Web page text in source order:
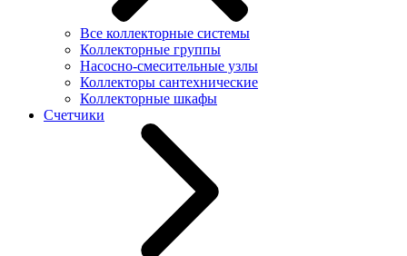
Все коллекторные системы
Коллекторные группы
Насосно-смесительные узлы
Коллекторы сантехнические
Коллекторные шкафы
Счетчики